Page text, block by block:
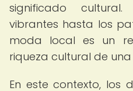
significado
vibrantes hasta los
moda local es un
riqueza cultural de
En este contexto, los